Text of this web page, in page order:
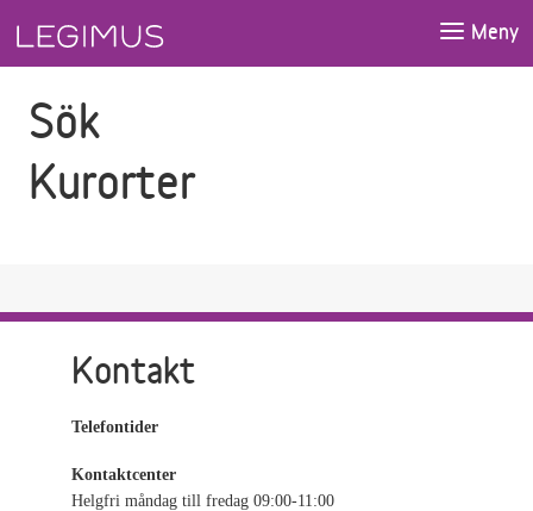
Meny
Sök
Kurorter
Kontakt
Telefontider
Kontaktcenter
Helgfri måndag till fredag 09:00-11:00